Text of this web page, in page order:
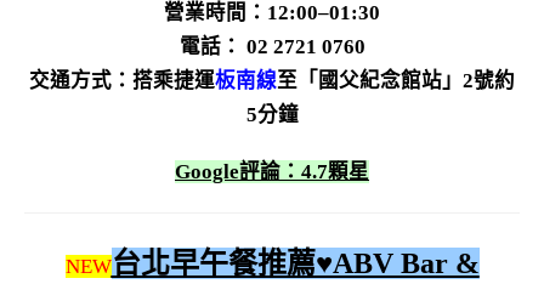
營業時間：12:00–01:30
電話： 02 2721 0760
交通方式：搭乘捷運板南線至「國父紀念館站」2號約
5分鐘
Google評論：4.7顆星
NEW台北早午餐推薦♥ABV Bar &